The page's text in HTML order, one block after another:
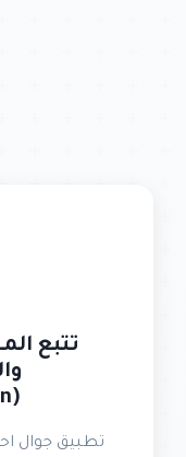
تتبع
(GPS Integration)
تطبيق جوال